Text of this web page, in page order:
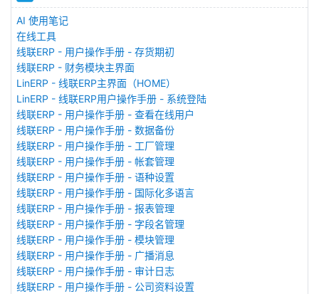
AI 使用笔记
在线工具
线联ERP - 用户操作手册 - 存货期初
线联ERP - 财务模块主界面
LinERP - 线联ERP主界面（HOME）
LinERP - 线联ERP用户操作手册 - 系统登陆
线联ERP - 用户操作手册 - 查看在线用户
线联ERP - 用户操作手册 - 数据备份
线联ERP - 用户操作手册 - 工厂管理
线联ERP - 用户操作手册 - 帐套管理
线联ERP - 用户操作手册 - 语种设置
线联ERP - 用户操作手册 - 国际化多语言
线联ERP - 用户操作手册 - 报表管理
线联ERP - 用户操作手册 - 字段名管理
线联ERP - 用户操作手册 - 模块管理
线联ERP - 用户操作手册 - 广播消息
线联ERP - 用户操作手册 - 审计日志
线联ERP - 用户操作手册 - 公司资料设置